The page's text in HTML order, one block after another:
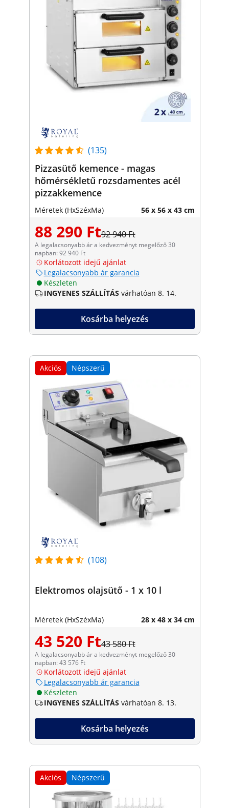
(135)
Pizzasütő kemence - magas
hőmérsékletű rozsdamentes acél
pizzakkemence
Méretek (HxSzéxMa) 56 x 56 x 43 cm
88 290 Ft92 940 Ft
A legalacsonyabb ár a kedvezményt megelőző 30
napban: 92 940 Ft
Korlátozott idejű ajánlat
Legalacsonyabb ár garancia
Készleten
INGYENES SZÁLLÍTÁS várhatóan 8. 14.
Kosárba helyezés
Akciós Népszerű
(108)
Elektromos olajsütő - 1 x 10 l
Méretek (HxSzéxMa) 28 x 48 x 34 cm
43 520 Ft43 580 Ft
A legalacsonyabb ár a kedvezményt megelőző 30
napban: 43 576 Ft
Korlátozott idejű ajánlat
Legalacsonyabb ár garancia
Készleten
INGYENES SZÁLLÍTÁS várhatóan 8. 13.
Kosárba helyezés
Akciós Népszerű